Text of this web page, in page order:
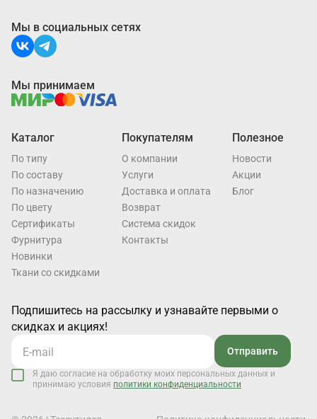
Каталог
По типу
По составу
По назначению
По цвету
Cертификаты
Фурнитура
Новинки
Ткани со скидками
Покупателям
О компании
Услуги
Доставка и оплата
Возврат
Система скидок
Контакты
Полезное
Новости
Акции
Блог
Подпишитесь на рассылку и узнавайте первыми о
скидках и акциях!
Отправить
Я даю согласие на обработку моих персональных данных и
принимаю условия политики конфиденциальности
Мы в социальных сетях
Мы принимаем